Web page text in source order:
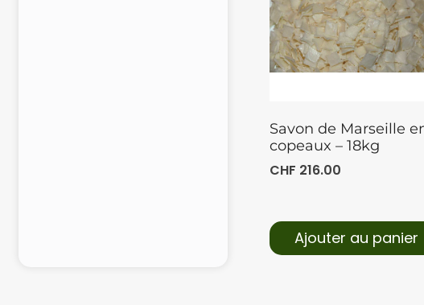
Savon de Marseille
copeaux – 18kg
CHF 216.00
Ajouter au panier